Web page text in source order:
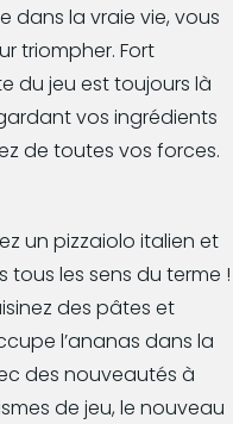
dans la vraie vie, vous
triompher. Fort
du jeu est toujours là
vos ingrédients
de toutes vos forces.
un pizzaiolo italien et
les sens du terme !
des pâtes et
l’ananas dans la
des nouveautés à
de jeu, le nouveau